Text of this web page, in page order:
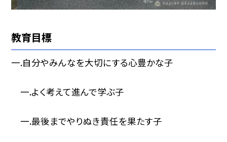
教育目標
一.自分やみんなを大切にする心豊かな子
一.よく考えて進んで学ぶ子
一.最後までやりぬき責任を果たす子